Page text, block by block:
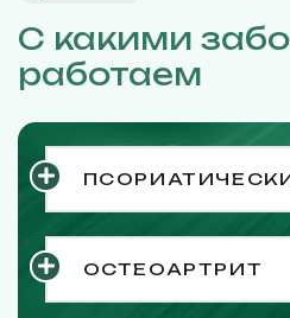
С какими
работаем
ОСТЕОАРТРИТ